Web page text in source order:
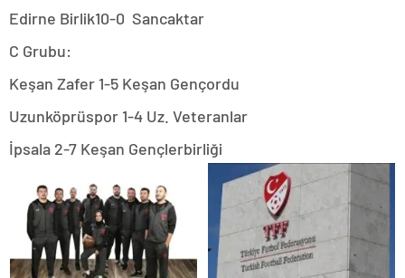
Edirne Birlik10-0 Sancaktar
C Grubu:
Keşan Zafer 1-5 Keşan Gençordu
Uzunköprüspor 1-4 Uz. Veteranlar
İpsala 2-7 Keşan Gençlerbirliği